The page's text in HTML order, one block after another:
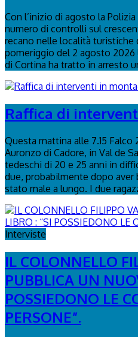
Con l’inizio di agosto la
numero di controlli sul
recano nelle località turistiche
pomeriggio del 2 agosto
di Cortina ha tratto in arresto
Raffica di
Questa mattina alle 7.15
Auronzo di Cadore, in Val de
tedeschi di 20 e 25 anni in
due, probabilmente dopo aver
stato male a lungo. I due
Interviste
IL COLONNELLO
PUBBLICA UN
POSSIEDONO LE
PERSONE”.